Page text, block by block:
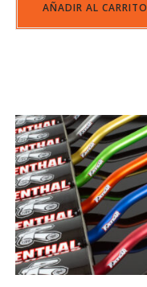
AÑADIR AL CARRITO